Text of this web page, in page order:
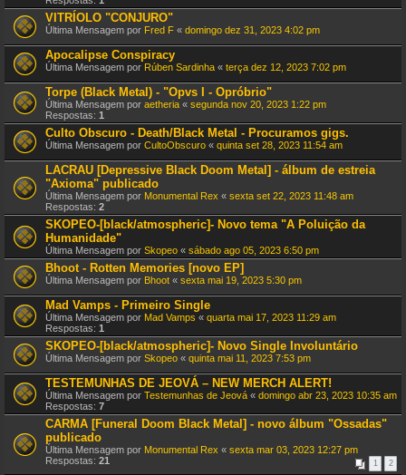
VITRÍOLO "CONJURO"
Última Mensagem por Fred F « domingo dez 31, 2023 4:02 pm
Apocalipse Conspiracy
Última Mensagem por Rúben Sardinha « terça dez 12, 2023 7:02 pm
Torpe (Black Metal) - "Opvs I - Opróbrio"
Última Mensagem por aetheria « segunda nov 20, 2023 1:22 pm
Respostas: 1
Culto Obscuro - Death/Black Metal - Procuramos gigs.
Última Mensagem por CultoObscuro « quinta set 28, 2023 11:54 am
LACRAU [Depressive Black Doom Metal] - álbum de estreia
"Axioma" publicado
Última Mensagem por Monumental Rex « sexta set 22, 2023 11:48 am
Respostas: 2
SKOPEO-[black/atmospheric]- Novo tema "A Poluição da
Humanidade"
Última Mensagem por Skopeo « sábado ago 05, 2023 6:50 pm
Bhoot - Rotten Memories [novo EP]
Última Mensagem por Bhoot « sexta mai 19, 2023 5:30 pm
Mad Vamps - Primeiro Single
Última Mensagem por Mad Vamps « quarta mai 17, 2023 11:29 am
Respostas: 1
SKOPEO-[black/atmospheric]- Novo Single Involuntário
Última Mensagem por Skopeo « quinta mai 11, 2023 7:53 pm
TESTEMUNHAS DE JEOVÁ – NEW MERCH ALERT!
Última Mensagem por Testemunhas de Jeová « domingo abr 23, 2023 10:35 am
Respostas: 7
CARMA [Funeral Doom Black Metal] - novo álbum "Ossadas"
publicado
Última Mensagem por Monumental Rex « sexta mar 03, 2023 12:27 pm
Respostas: 21 1 2